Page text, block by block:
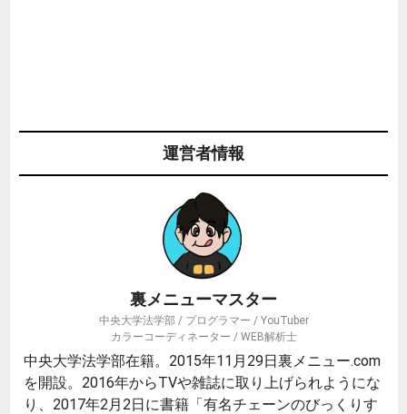
運営者情報
裏メニューマスター
中央大学法学部 / プログラマー / YouTuber
カラーコーディネーター / WEB解析士
中央大学法学部在籍。2015年11月29日裏メニュー.com
を開設。2016年からTVや雑誌に取り上げられようにな
り、2017年2月2日に書籍「有名チェーンのびっくりす